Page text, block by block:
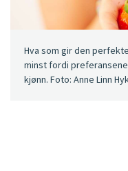
Hva som gir den
minst fordi
kjønn. Foto: Anne Linn